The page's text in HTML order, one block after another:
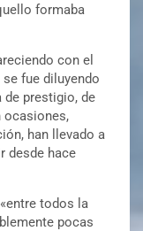
formaba
con el
fue diluyendo
de prestigio, de
ocasiones,
han llevado a
desde hace
todos la
pocas